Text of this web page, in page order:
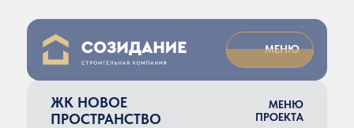
МЕНЮ
МЕНЮ
ПРОЕКТА
ЖК НОВОЕ
ПРОСТРАНСТВО